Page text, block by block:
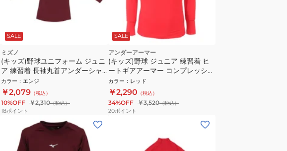
SALE
ミズノ
(キッズ)野球ユニフォーム ジュニ
ア 練習着 長袖丸首アンダーシャ
ツ 12JAAP5063 速乾
カラー ： エンジ
￥2,079 （税込）
10%OFF ￥2,310（税込）
18ポイント
SALE
アンダーアーマー
(キッズ)野球 ジュニア 練習着 ヒ
ートギアアーマー コンプレッショ
ン 長袖クルーネックシャツ
1384752 600
カラー ： レッド
￥2,290 （税込）
34%OFF ￥3,520（税込）
20ポイント